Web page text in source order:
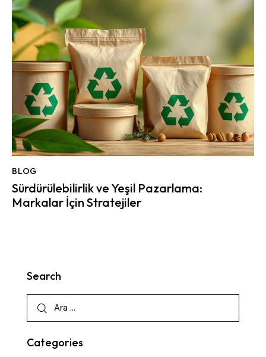
BLOG
Sürdürülebilirlik ve Yeşil Pazarlama:
Markalar İçin Stratejiler
Search
Categories